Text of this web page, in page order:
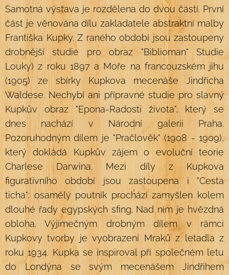
Samotná výstava je rozdělena do dvou částí. První
část je věnována dílu zakladatele abstraktní malby
Františka Kupky. Z raného období jsou zastoupeny
drobnější studie pro obraz "Biblioman" Studie
Louky) z roku 1897 a Moře na francouzském jihu
(1905) ze sbírky Kupkova mecenáše Jindřicha
Waldese. Nechybí ani přípravné studie pro slavný
Kupkův obraz "Epona-Radosti života", který se
dnes nachází v Národní galerii Praha.
Pozoruhodným dílem je "Pračlověk" (1908 - 1909),
který dokládá Kupkův zájem o evoluční teorie
Charlese Darwina. Mezi díly z Kupkova
figurativního období jsou zastoupena i "Cesta
ticha": osamělý poutník prochází zamyšlen kolem
dlouhé řady egypských sfing. Nad ním je hvězdná
obloha. Výjimečným drobným dílem v rámci
Kupkovy tvorby je vyobrazení Mraků z letadla z
roku 1934. Kupka se inspiroval při společném letu
do Londýna se svým mecenášem Jindřihem